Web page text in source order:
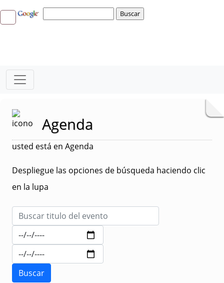
Agenda
usted está en Agenda
Despliegue las opciones de búsqueda haciendo clic
en la lupa